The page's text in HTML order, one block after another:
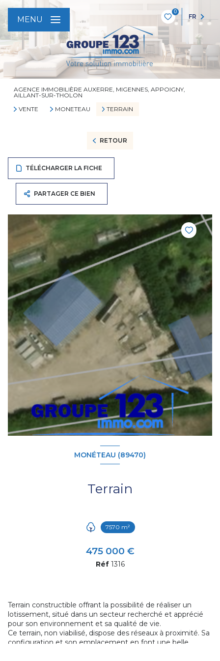
0
FR
MENU
AGENCE IMMOBILIÈRE AUXERRE, MIGENNES, APPOIGNY,
AILLANT-SUR-THOLON
VENTE
MONETEAU TERRAIN
RETOUR
TÉLÉCHARGER LA FICHE
PARTAGER CE BIEN
MONÉTEAU (89470)
Terrain
7570 m²
475 000 €
Réf 1316
Terrain constructible offrant la possibilité de réaliser un
lotissement, situé dans un secteur recherché et apprécié
pour son environnement et sa qualité de vie.
Ce terrain, non viabilisé, dispose des réseaux à proximité. Sa
configuration et son emplacement en font une belle